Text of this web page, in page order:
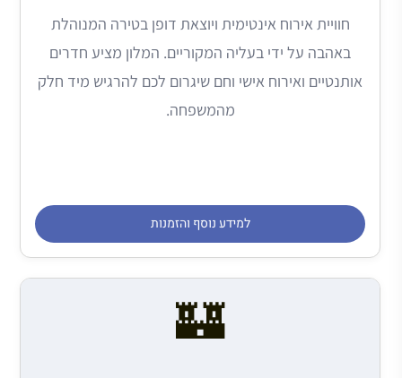
חוויית אירוח אינטימית ויוצאת דופן בטירה המנוהלת
באהבה על ידי בעליה המקוריים. המלון מציע חדרים
אותנטיים ואירוח אישי וחם שיגרום לכם להרגיש מיד חלק
מהמשפחה.
למידע נוסף והזמנות
🏰